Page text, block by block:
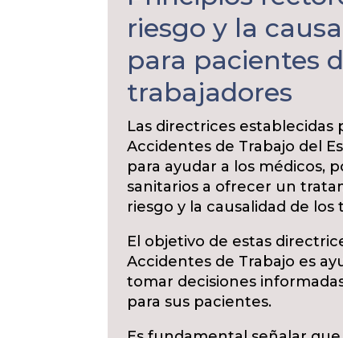
riesgo y la
para pacientes
trabajadores
Las directrices
Accidentes de Trabajo del
para ayudar a los médicos,
sanitarios a ofrecer un
riesgo y la causalidad de
El objetivo de estas
Accidentes de Trabajo es
tomar decisiones
para sus pacientes.